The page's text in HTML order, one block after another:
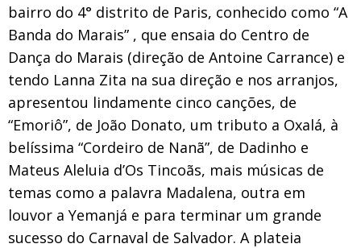
bairro do 4° distrito de Paris, conhecido como “A
Banda do Marais” , que ensaia do Centro de
Dança do Marais (direção de Antoine Carrance) e
tendo Lanna Zita na sua direção e nos arranjos,
apresentou lindamente cinco canções, de
“Emoriô”, de João Donato, um tributo a Oxalá, à
belíssima “Cordeiro de Nanã”, de Dadinho e
Mateus Aleluia d’Os Tincoãs, mais músicas de
temas como a palavra Madalena, outra em
louvor a Yemanjá e para terminar um grande
sucesso do Carnaval de Salvador. A plateia